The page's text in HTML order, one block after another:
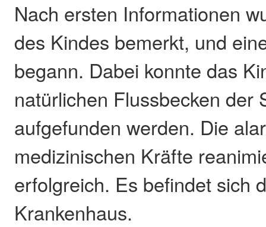
Nach ersten Informationen
des Kindes bemerkt, und
begann. Dabei konnte das
natürlichen Flussbecken der
aufgefunden werden. Die
medizinischen Kräfte
erfolgreich. Es befindet sich
Krankenhaus.